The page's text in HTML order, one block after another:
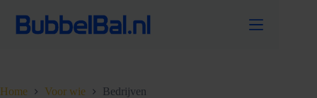
naar
Home Voor wie Bedrijven